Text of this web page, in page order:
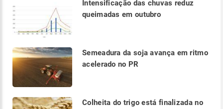
Intensificação das chuvas reduz
queimadas em outubro
Semeadura da soja avança em ritmo
acelerado no PR
Colheita do trigo está finalizada no